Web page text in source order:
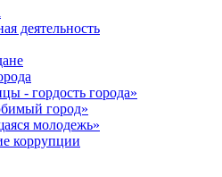
деятельность
- гордость города»
город»
молодежь»
коррупции